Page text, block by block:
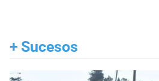
+ Sucesos